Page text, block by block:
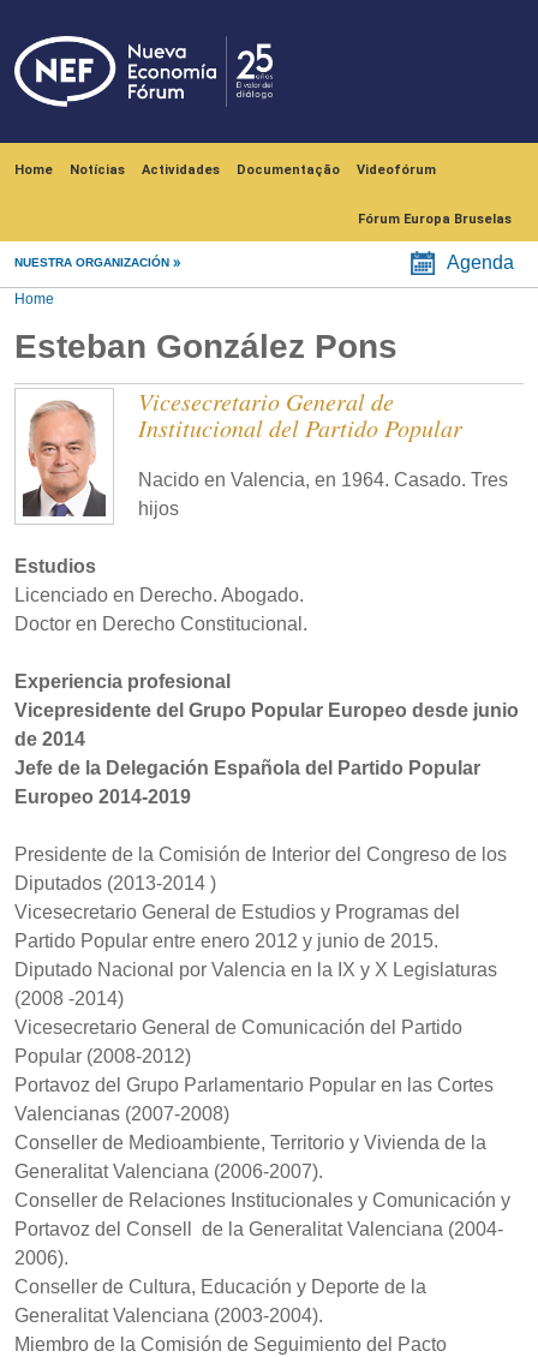
Home Notícias Actividades Documentação Videofórum
Fórum Europa Bruselas
NUESTRA ORGANIZACIÓN Agenda
Home
Esteban González Pons
Vicesecretario General de
Institucional del Partido Popular
Nacido en Valencia, en 1964. Casado. Tres
hijos
Estudios
Licenciado en Derecho. Abogado.
Doctor en Derecho Constitucional.
Experiencia profesional
Vicepresidente del Grupo Popular Europeo desde junio
de 2014
Jefe de la Delegación Española del Partido Popular
Europeo 2014-2019
Presidente de la Comisión de Interior del Congreso de los
Diputados (2013-2014 )
Vicesecretario General de Estudios y Programas del
Partido Popular entre enero 2012 y junio de 2015.
Diputado Nacional por Valencia en la IX y X Legislaturas
(2008 -2014)
Vicesecretario General de Comunicación del Partido
Popular (2008-2012)
Portavoz del Grupo Parlamentario Popular en las Cortes
Valencianas (2007-2008)
Conseller de Medioambiente, Territorio y Vivienda de la
Generalitat Valenciana (2006-2007).
Conseller de Relaciones Institucionales y Comunicación y
Portavoz del Consell de la Generalitat Valenciana (2004-
2006).
Conseller de Cultura, Educación y Deporte de la
Generalitat Valenciana (2003-2004).
Miembro de la Comisión de Seguimiento del Pacto